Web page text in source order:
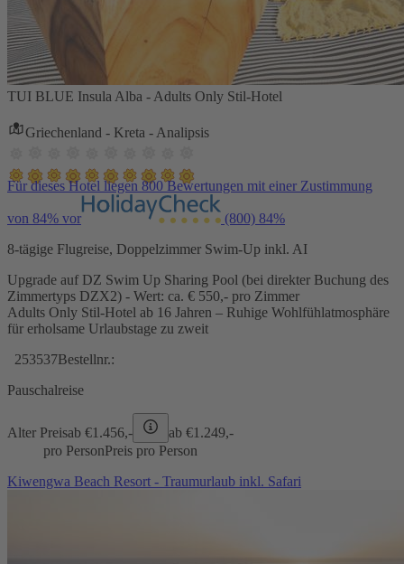
TUI BLUE Insula Alba - Adults Only Stil-Hotel
Griechenland - Kreta - Analipsis
Für dieses Hotel liegen 800 Bewertungen mit einer Zustimmung
von 84% vor (800) 84%
8-tägige Flugreise, Doppelzimmer Swim-Up inkl. AI
Upgrade auf DZ Swim Up Sharing Pool (bei direkter Buchung des
Zimmertyps DZX2) - Wert: ca. € 550,- pro Zimmer
Adults Only Stil-Hotel ab 16 Jahren – Ruhige Wohlfühlatmosphäre
für erholsame Urlaubstage zu zweit
253537Bestellnr.:
Pauschalreise
Alter Preisab €1.456,- ab €1.249,-
pro PersonPreis pro Person
Kiwengwa Beach Resort - Traumurlaub inkl. Safari